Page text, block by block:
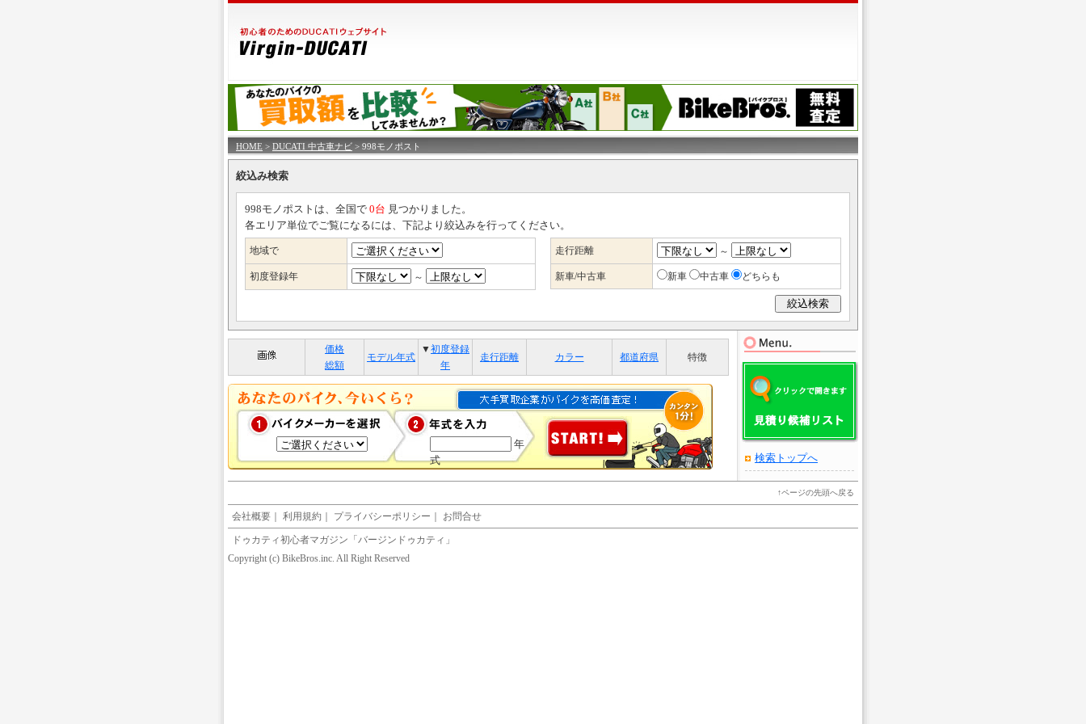
HOME > DUCATI 中古車ナビ > 998モノポスト
絞込み検索
998モノポストは、全国で 0台 見つかりました。
各エリア単位でご覧になるには、下記より絞込みを行ってください。
地域で
初度登録年 ～
走行距離 ～
新車/中古車 新車 中古車 どちらも
価格
総額
モデル年式
▼初度登録
年
走行距離 カラー 都道府県 特徴
年
式
検索トップへ
↑ページの先頭へ戻る
会社概要 ｜ 利用規約 ｜ プライバシーポリシー ｜ お問合せ
ドゥカティ初心者マガジン「バージンドゥカティ」
Copyright (c) BikeBros.inc. All Right Reserved